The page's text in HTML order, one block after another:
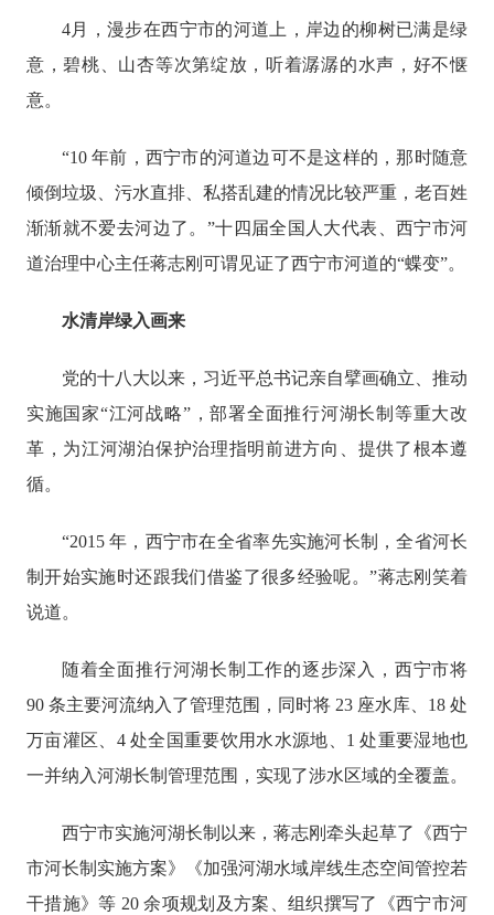
4月，漫步在西宁市的河道上，岸边的柳树已满是绿
意，碧桃、山杏等次第绽放，听着潺潺的水声，好不惬
意。
“10 年前，西宁市的河道边可不是这样的，那时随意
倾倒垃圾、污水直排、私搭乱建的情况比较严重，老百姓
渐渐就不爱去河边了。”十四届全国人大代表、西宁市河
道治理中心主任蒋志刚可谓见证了西宁市河道的“蝶变”。
水清岸绿入画来
党的十八大以来，习近平总书记亲自擘画确立、推动
实施国家“江河战略”，部署全面推行河湖长制等重大改
革，为江河湖泊保护治理指明前进方向、提供了根本遵
循。
“2015 年，西宁市在全省率先实施河长制，全省河长
制开始实施时还跟我们借鉴了很多经验呢。”蒋志刚笑着
说道。
随着全面推行河湖长制工作的逐步深入，西宁市将
90 条主要河流纳入了管理范围，同时将 23 座水库、18 处
万亩灌区、4 处全国重要饮用水水源地、1 处重要湿地也
一并纳入河湖长制管理范围，实现了涉水区域的全覆盖。
西宁市实施河湖长制以来，蒋志刚牵头起草了《西宁
市河长制实施方案》《加强河湖水域岸线生态空间管控若
干措施》等 20 余项规划及方案、组织撰写了《西宁市河